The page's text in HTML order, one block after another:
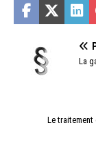
La
Le traitement